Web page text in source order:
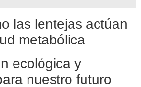
las lentejas actúan
metabólica
ecológica y
nuestro futuro